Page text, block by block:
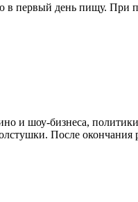
в первый день пищу. При
и шоу-бизнеса,
После окончания